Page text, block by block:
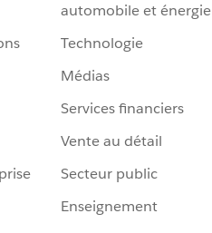
automobile et énergie
Technologie
Médias
Services financiers
Vente au détail
Secteur public
Enseignement